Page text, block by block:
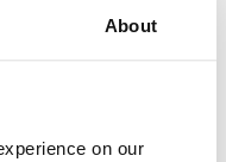
About
on our
insight into the